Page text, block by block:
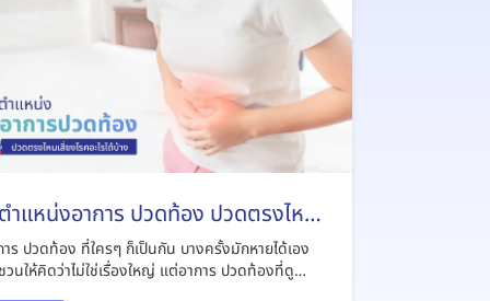
ำแหน่งอาการ ปวดท้อง ปวดตรงไหน
งโรคอะไรได้บ้าง
าร ปวดท้อง ที่ใครๆ ก็เป็นกัน บางครั้งมักหายได้เอง
วนให้คิดว่าไม่ใช่เรื่องใหญ่ แต่อาการ ปวดท้องที่ดู